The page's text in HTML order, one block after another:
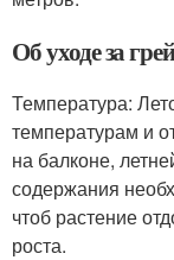
Об уходе за
Температура:
температурам и
на балконе,
содержания
чтоб растение
роста.